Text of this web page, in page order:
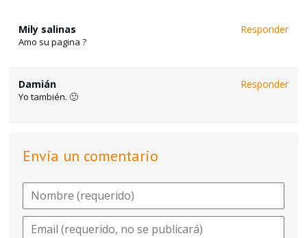
Mily salinas Responder
Amo su pagina ?
Damián Responder
Yo también. 🙂
Envía un comentario